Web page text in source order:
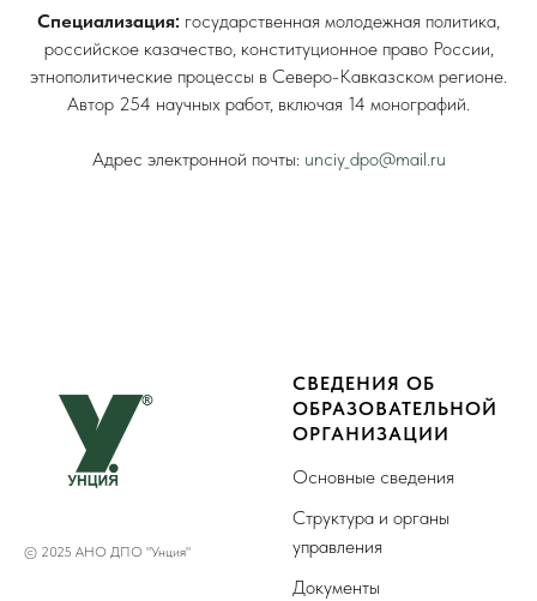
Специализация: государственная молодежная политика,
российское казачество, конституционное право России,
этнополитические процессы в Северо-Кавказском регионе.
Автор 254 научных работ, включая 14 монографий.
Адрес электронной почты: unciy_dpo@mail.ru
© 2025 АНО ДПО "Унция"
СВЕДЕНИЯ ОБ
ОБРАЗОВАТЕЛЬНОЙ
ОРГАНИЗАЦИИ
Основные сведения
Структура и органы
управления
Документы